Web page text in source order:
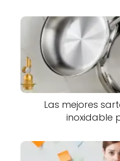
Las mejores
inoxidable